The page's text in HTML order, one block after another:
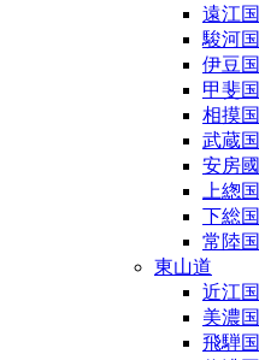
遠江国
駿河国
伊豆国
甲斐国
相摸国
武蔵国
安房國
上緫国
下総国
常陸国
東山道
近江国
美濃国
飛騨国